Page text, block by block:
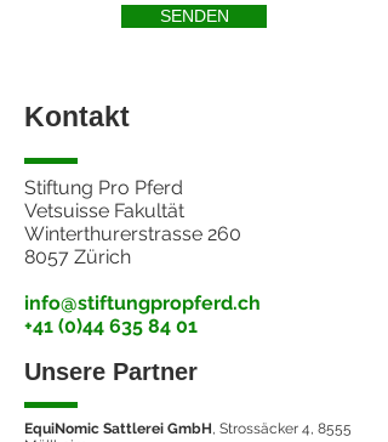
SENDEN
Kontakt
Stiftung Pro Pferd
Vetsuisse Fakultät
Winterthurerstrasse 260
8057 Zürich
info@stiftungpropferd.ch
+41 (0)44 635 84 01
Unsere Partner
EquiNomic Sattlerei GmbH, Strossäcker 4, 8555